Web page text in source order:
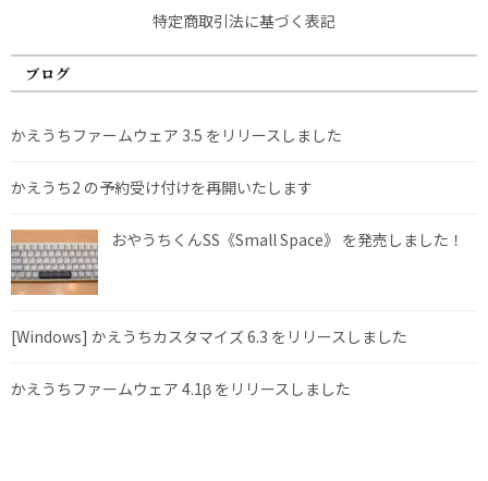
特定商取引法に基づく表記
ブログ
かえうちファームウェア 3.5 をリリースしました
かえうち2 の予約受け付けを再開いたします
おやうちくんSS《Small Space》 を発売しました！
[Windows] かえうちカスタマイズ 6.3 をリリースしました
かえうちファームウェア 4.1β をリリースしました